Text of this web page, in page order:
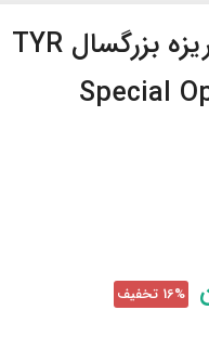
عینک شنا تمرینی پلاریزه بزرگسال TYR
Special
16% تخفیف